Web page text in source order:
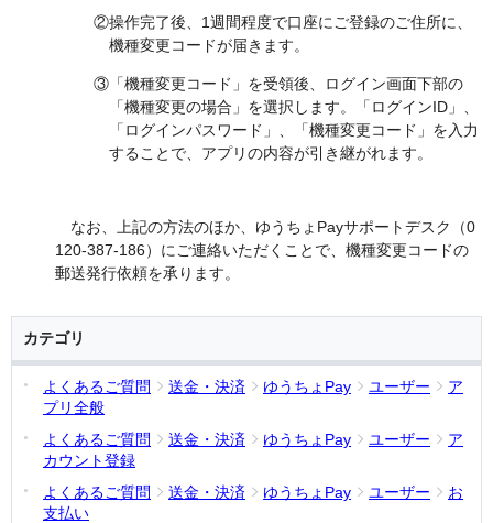
②操作完了後、1週間程度で口座にご登録のご住所に、
機種変更コードが届きます。
③「機種変更コード」を受領後、ログイン画面下部の
「機種変更の場合」を選択します。「ログインID」、
「ログインパスワード」、「機種変更コード」を入力
することで、アプリの内容が引き継がれます。
なお、上記の方法のほか、ゆうちょPayサポートデスク（0
120-387-186）にご連絡いただくことで、機種変更コードの
郵送発行依頼を承ります。
カテゴリ
よくあるご質問 送金・決済 ゆうちょPay ユーザー
ア
プリ全般
よくあるご質問
送金・決済 ゆうちょPay ユーザー
ア
カウント登録
よくあるご質問
送金・決済 ゆうちょPay ユーザー
お
支払い